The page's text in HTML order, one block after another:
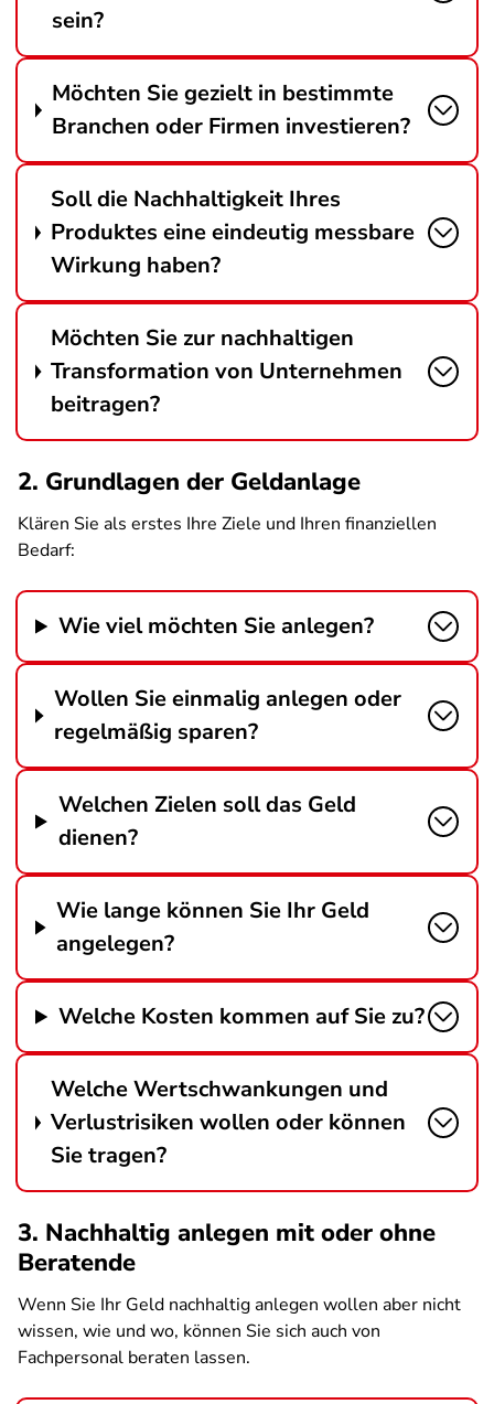
sein?
Möchten Sie gezielt in bestimmte
Branchen oder Firmen investieren?
Soll die Nachhaltigkeit Ihres
Produktes eine eindeutig messbare
Wirkung haben?
Möchten Sie zur nachhaltigen
Transformation von Unternehmen
beitragen?
2. Grundlagen der Geldanlage
Klären Sie als erstes Ihre Ziele und Ihren finanziellen
Bedarf:
Wie viel möchten Sie anlegen?
Wollen Sie einmalig anlegen oder
regelmäßig sparen?
Welchen Zielen soll das Geld
dienen?
Wie lange können Sie Ihr Geld
angelegen?
Welche Kosten kommen auf Sie zu?
Welche Wertschwankungen und
Verlustrisiken wollen oder können
Sie tragen?
3. Nachhaltig anlegen mit oder ohne
Beratende
Wenn Sie Ihr Geld nachhaltig anlegen wollen aber nicht
wissen, wie und wo, können Sie sich auch von
Fachpersonal beraten lassen.